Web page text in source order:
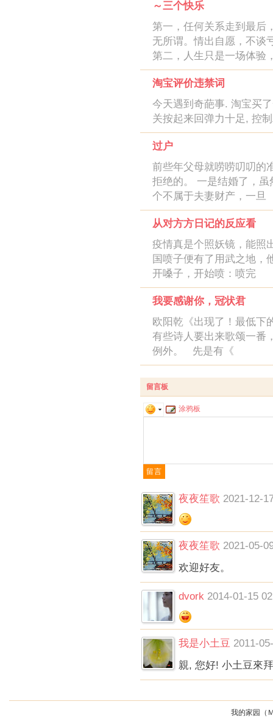
～三个快乐
第一，任何关系走到最后
无所谓。情出自愿，不谈
第二，人生只是一场体验
淘宝评价违禁词
今天遇到奇葩事. 淘宝买
关按起来回弹力十足, 控
过户
前些年父母就唠唠叨叨的
拒绝的。 一是结婚了，
个不属于夫妻财产，一旦
从对方方日记的反应看
疫情真是个照妖镜，能照
国喷子便有了用武之地，
开嗓子，开始喷：喷完
我要感谢你，冠状君
欧阳乾《出现了！最低下
有些诗人要出来歌颂一番
例外。 先是有《
留言板
涂鸦板
夜夜笙歌 2021-12-
夜夜笙歌 2021-05-
欢迎好友。
dvork 2014-01-15
我是小土豆 2011-
親, 您好! 小土豆來
我的家园（